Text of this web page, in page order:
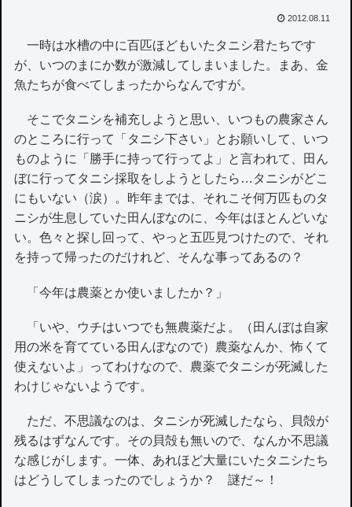
2012.08.11
一時は水槽の中に百匹ほどもいたタニシ君たちです
が、いつのまにか数が激減してしまいました。まあ、金
魚たちが食べてしまったからなんですが。
そこでタニシを補充しようと思い、いつもの農家さん
のところに行って「タニシ下さい」とお願いして、いつ
ものように「勝手に持って行ってよ」と言われて、田ん
ぼに行ってタニシ採取をしようとしたら…タニシがどこ
にもいない（涙）。昨年までは、それこそ何万匹ものタ
ニシが生息していた田んぼなのに、今年はほとんどいな
い。色々と探し回って、やっと五匹見つけたので、それ
を持って帰ったのだけれど、そんな事ってあるの？
「今年は農薬とか使いましたか？」
「いや、ウチはいつでも無農薬だよ。（田んぼは自家
用の米を育てている田んぼなので）農薬なんか、怖くて
使えないよ」ってわけなので、農薬でタニシが死滅した
わけじゃないようです。
ただ、不思議なのは、タニシが死滅したなら、貝殻が
残るはずなんです。その貝殻も無いので、なんか不思議
な感じがします。一体、あれほど大量にいたタニシたち
はどうしてしまったのでしょうか？ 謎だ～！